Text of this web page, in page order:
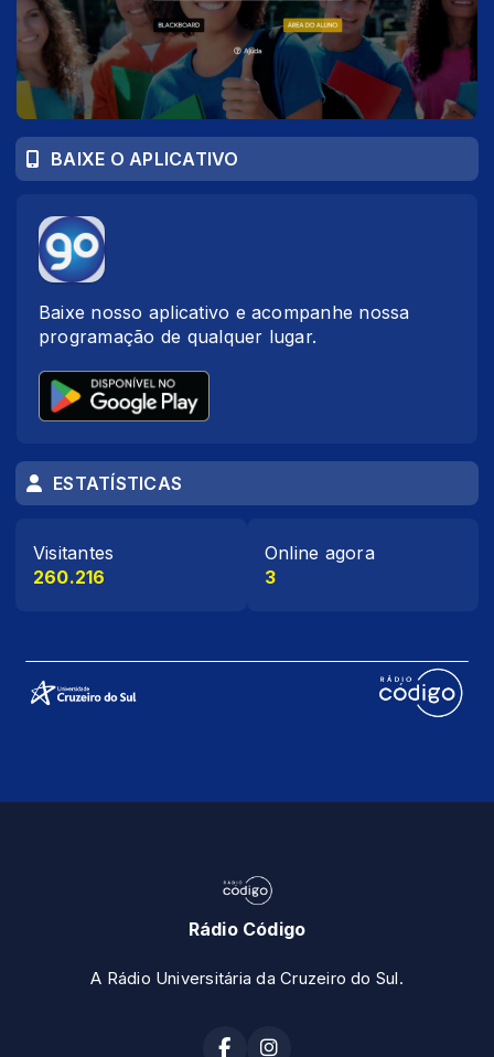
BAIXE O APLICATIVO
Baixe nosso aplicativo e acompanhe nossa
programação de qualquer lugar.
ESTATÍSTICAS
Visitantes
260.216
Online agora
3
Rádio Código
A Rádio Universitária da Cruzeiro do Sul.